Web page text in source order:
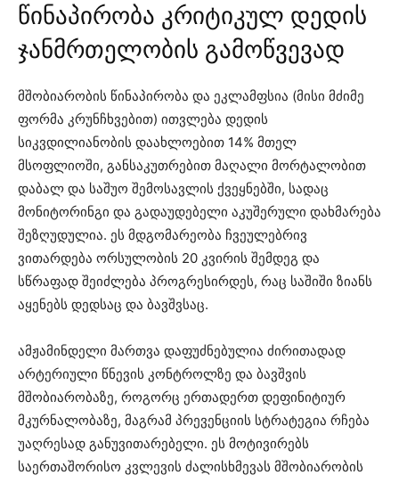
წინაპირობა კრიტიკულ დედის
ჯანმრთელობის გამოწვევად
მშობიარობის წინაპირობა და ეკლამფსია (მისი მძიმე
ფორმა კრუნჩხვებით) ითვლება დედის
სიკვდილიანობის დაახლოებით 14% მთელ
მსოფლიოში, განსაკუთრებით მაღალი მორტალობით
დაბალ და საშუო შემოსავლის ქვეყნებში, სადაც
მონიტორინგი და გადაუდებელი აკუშერული დახმარება
შეზღუდულია. ეს მდგომარეობა ჩვეულებრივ
ვითარდება ორსულობის 20 კვირის შემდეგ და
სწრაფად შეიძლება პროგრესირდეს, რაც საშიში ზიანს
აყენებს დედსაც და ბავშვსაც.
ამჟამინდელი მართვა დაფუძნებულია ძირითადად
არტერიული წნევის კონტროლზე და ბავშვის
მშობიარობაზე, როგორც ერთადერთ დეფინიტიურ
მკურნალობაზე, მაგრამ პრევენციის სტრატეგია რჩება
უაღრესად განუვითარებელი. ეს მოტივირებს
საერთაშორისო კვლევის ძალისხმევას მშობიარობის